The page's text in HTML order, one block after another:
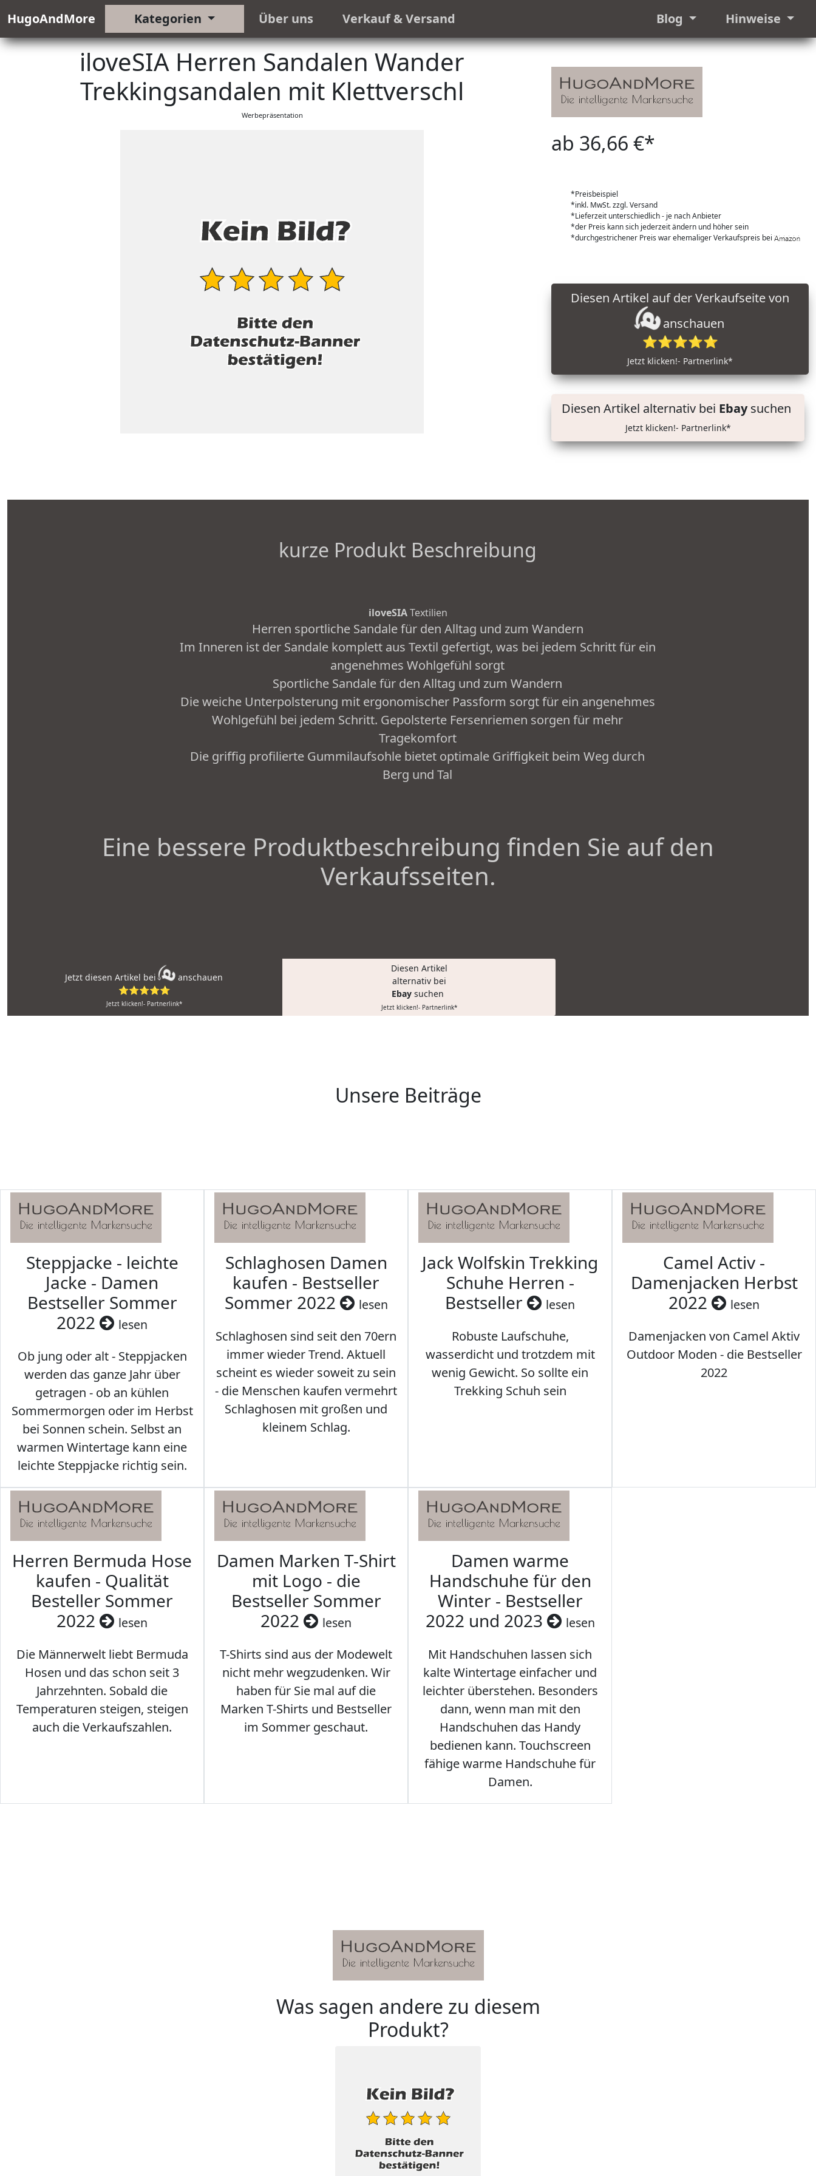
HugoAndMore Kategorien Über uns Verkauf & Versand Blog Hinweise
iloveSIA Herren Sandalen Wander
Trekkingsandalen mit Klettverschl
Werbepräsentation
ab 36,66 €*
*Preisbeispiel
*inkl. MwSt. zzgl. Versand
*Lieferzeit unterschiedlich - je nach Anbieter
*der Preis kann sich jederzeit ändern und höher sein
*durchgestrichener Preis war ehemaliger Verkaufspreis bei
anschauen
⭐⭐⭐⭐⭐
Jetzt klicken!- Partnerlink*
Diesen Artikel alternativ bei Ebaysuchen
Jetzt klicken!- Partnerlink*
kurze Produkt Beschreibung
iloveSIATextilien
Herren sportliche Sandale für den Alltag und zum Wandern
Im Inneren ist der Sandale komplett aus Textil gefertigt, was bei jedem Schritt für ein
angenehmes Wohlgefühl sorgt
Sportliche Sandale für den Alltag und zum Wandern
Die weiche Unterpolsterung mit ergonomischer Passform sorgt für ein angenehmes
Wohlgefühl bei jedem Schritt. Gepolsterte Fersenriemen sorgen für mehr
Tragekomfort
Die griffig profilierte Gummilaufsohle bietet optimale Griffigkeit beim Weg durch
Berg und Tal
Eine bessere Produktbeschreibung finden Sie auf den
Verkaufsseiten.
Jetzt diesen Artikel bei
anschauen
⭐⭐⭐⭐⭐
Jetzt klicken!- Partnerlink*
Diesen Artikel
alternativ bei
Ebay suchen
Jetzt klicken!- Partnerlink*
Unsere Beiträge
Steppjacke - leichte
Jacke - Damen
Bestseller Sommer
2022
lesen
Ob jung oder alt - Steppjacken
werden das ganze Jahr über
getragen - ob an kühlen
Sommermorgen oder im Herbst
bei Sonnen schein. Selbst an
warmen Wintertage kann eine
leichte Steppjacke richtig sein.
Schlaghosen Damen
kaufen - Bestseller
Sommer 2022
lesen
Schlaghosen sind seit den 70ern
immer wieder Trend. Aktuell
scheint es wieder soweit zu sein
- die Menschen kaufen vermehrt
Schlaghosen mit großen und
kleinem Schlag.
Jack Wolfskin Trekking
Schuhe Herren -
Bestseller
lesen
Robuste Laufschuhe,
wasserdicht und trotzdem mit
wenig Gewicht. So sollte ein
Trekking Schuh sein
Camel Activ -
Damenjacken Herbst
2022
lesen
Damenjacken von Camel Aktiv
Outdoor Moden - die Bestseller
2022
Herren Bermuda Hose
kaufen - Qualität
Besteller Sommer
2022
lesen
Die Männerwelt liebt Bermuda
Hosen und das schon seit 3
Jahrzehnten. Sobald die
Temperaturen steigen, steigen
auch die Verkaufszahlen.
Damen Marken T-Shirt
mit Logo - die
Bestseller Sommer
2022
lesen
T-Shirts sind aus der Modewelt
nicht mehr wegzudenken. Wir
haben für Sie mal auf die
Marken T-Shirts und Bestseller
im Sommer geschaut.
Damen warme
Handschuhe für den
Winter - Bestseller
2022 und 2023
lesen
Mit Handschuhen lassen sich
kalte Wintertage einfacher und
leichter überstehen. Besonders
dann, wenn man mit den
Handschuhen das Handy
bedienen kann. Touchscreen
fähige warme Handschuhe für
Damen.
Was sagen andere zu diesem
Produkt?